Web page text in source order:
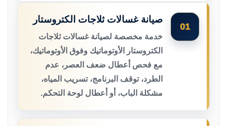
01
صيانة غسالات ثلاجات الكتروستار
خدمة مخصصة لصيانة غسالات ثلاجات
الكتروستار الأوتوماتيك وفوق الأوتوماتيك،
مع فحص أعطال ضعف العصر، عدم
الطرد، توقف البرنامج، تسريب المياه،
مشكلة الباب، أو أعطال لوحة التحكم.